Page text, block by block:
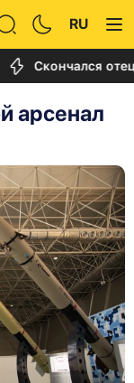
RU
отец
арсенал